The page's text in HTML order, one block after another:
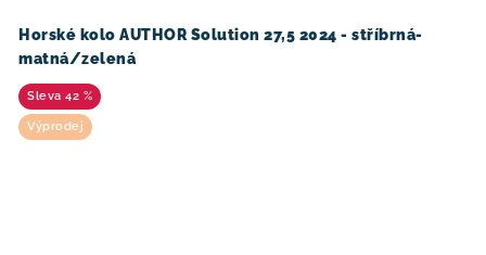
Horské kolo AUTHOR Solution 27,5 2024 - stříbrná-
matná/zelená
42 %
Výprodej